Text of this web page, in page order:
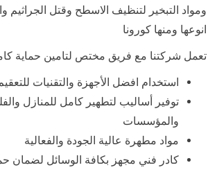
ومواد التبخير لتنظيف الاسطح وقتل الجراثيم
انوعها ومنها كورونا
تعمل شركتنا مع فريق مختص لتامين حماية
استخدام افضل الأجهزة والتقنيات
توفير أساليب لتطهير كامل للمنازل
والمؤسسات
مواد مطهرة عالية الجودة والفعالية
كادر فني مجهز بكافة الوسائل لضمان